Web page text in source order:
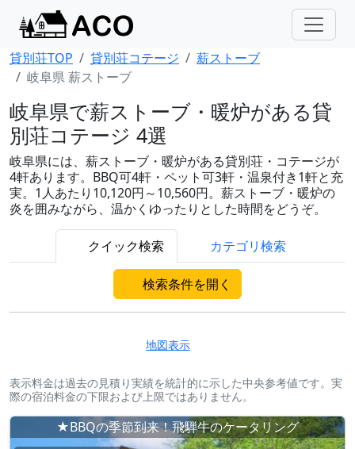
貸別荘TOP 貸別荘コテージ
薪ストーブ
岐阜県 薪ストーブ
岐阜県で薪ストーブ・暖炉がある貸
別荘コテージ 4選
岐阜県には、薪ストーブ・暖炉がある貸別荘・コテージが
4軒あります。BBQ可4軒・ペット可3軒・温泉付き1軒と充
実。1人あたり10,120円～10,560円。薪ストーブ・暖炉の
炎を囲みながら、温かくゆったりとした時間をどうぞ。
クイック検索 カテゴリ検索
検索条件を開く
地図表示
表示料金は過去の見積り実績を統計的に示した中央参考値です。実
際の宿泊料金の下限および上限ではありません。
★BBQの季節到来！飛騨牛のケータリング